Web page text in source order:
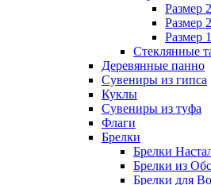
Размер
Размер
Размер
Стеклянные
Деревянные панно
Сувениры из гипса
Куклы
Сувениры из туфа
Флаги
Брелки
Брелки
Брелки из
Брелки для